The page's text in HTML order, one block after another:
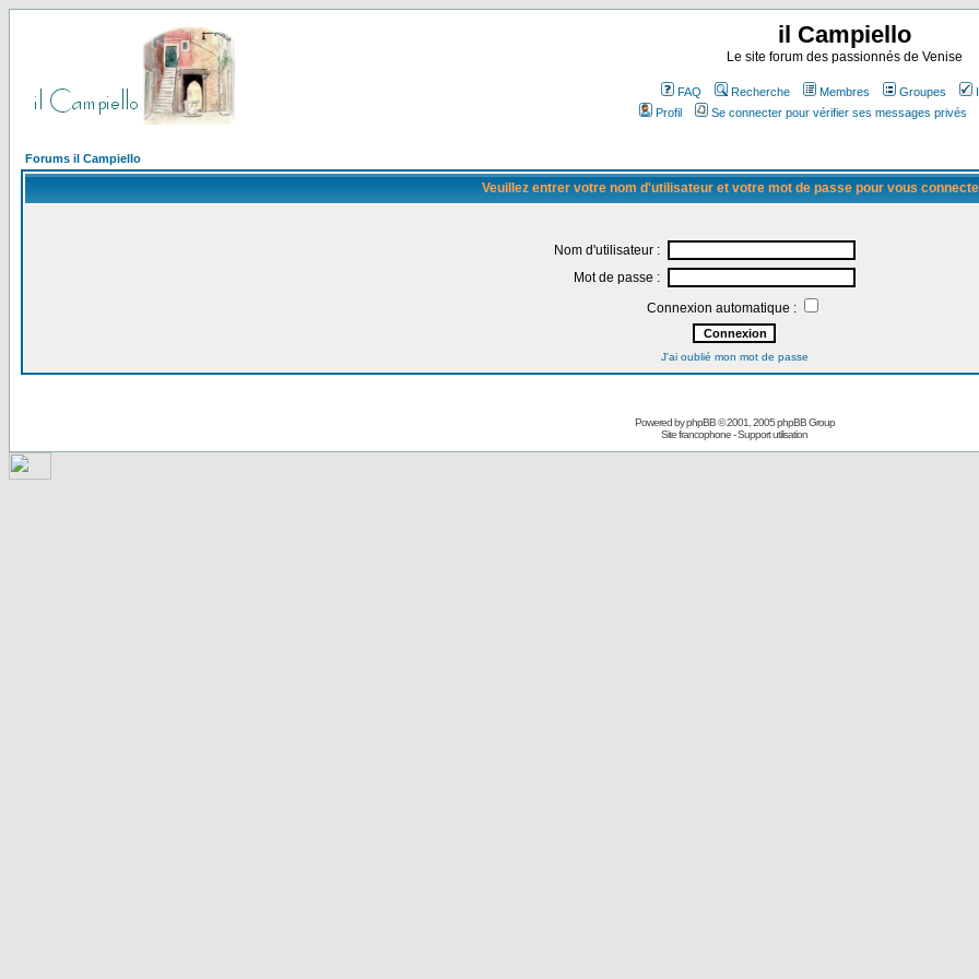
il Campiello
Le site forum des passionnés de Venise
FAQ Recherche Membres Groupes
Profil
Se connecter pour vérifier ses messages privés
Forums il Campiello
Veuillez entrer votre nom d'utilisateur et votre mot de passe pour vous
Nom d'utilisateur :
Mot de passe :
Connexion automatique :
J'ai oublié mon mot de passe
Powered byphpBB© 2001, 2005 phpBB Group
Site francophone-Support utilisation